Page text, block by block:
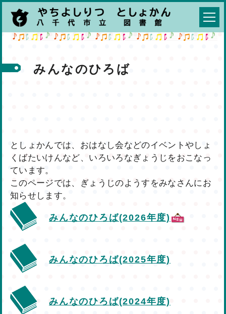
みんなのひろば
としょかんでは、おはなし会などのイベントやしょ
くばたいけんなど、いろいろなぎょうじをおこなっ
ています。
このページでは、ぎょうじのようすをみなさんにお
知らせします。
みんなのひろば(2026年度)
みんなのひろば(2025年度)
みんなのひろば(2024年度)